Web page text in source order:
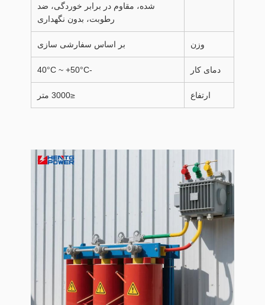
شده، مقاوم در برابر خوردگی، ضد
رطوبت، بدون نگهداری
وزن بر اساس سفارشی سازی
دمای کار -40°C ~ +50°C
ارتفاع ≤3000 متر